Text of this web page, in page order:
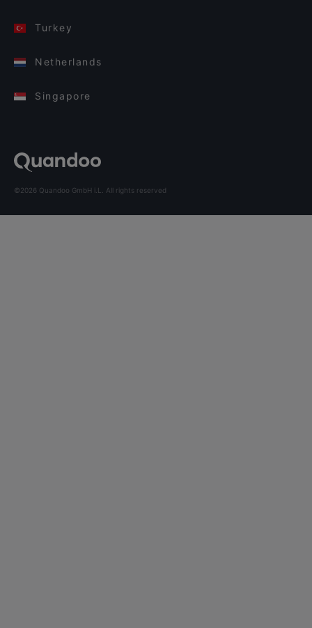
Turkey
Netherlands
Singapore
©2026 Quandoo GmbH i.L. All rights reserved